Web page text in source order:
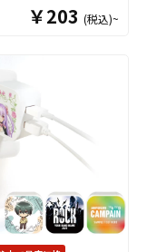
けで、簡単に流行
。
パッチやストラッ
ーとも呼ばれ、市
く認知されていま
オリジナルグッズ
トのフォンタブは
強度も他社よりも
たスマートな見た
ジナルグッズマー
￥203 (税込)~